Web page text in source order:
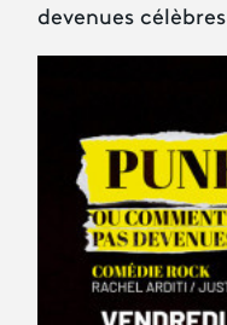
connexion
Avantages fidélité
devenues célèbres